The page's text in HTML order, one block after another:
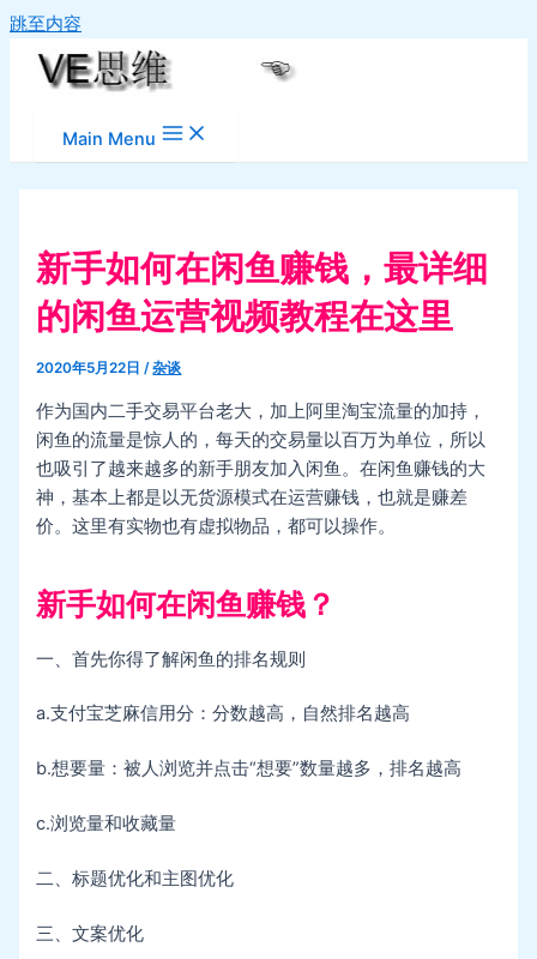
跳至内容
Main Menu
新手如何在闲鱼赚钱，最详细
的闲鱼运营视频教程在这里
2020年5月22日/杂谈
作为国内二手交易平台老大，加上阿里淘宝流量的加持，
闲鱼的流量是惊人的，每天的交易量以百万为单位，所以
也吸引了越来越多的新手朋友加入闲鱼。在闲鱼赚钱的大
神，基本上都是以无货源模式在运营赚钱，也就是赚差
价。这里有实物也有虚拟物品，都可以操作。
新手如何在闲鱼赚钱？
一、首先你得了解闲鱼的排名规则
a.支付宝芝麻信用分：分数越高，自然排名越高
b.想要量：被人浏览并点击“想要”数量越多，排名越高
c.浏览量和收藏量
二、标题优化和主图优化
三、文案优化